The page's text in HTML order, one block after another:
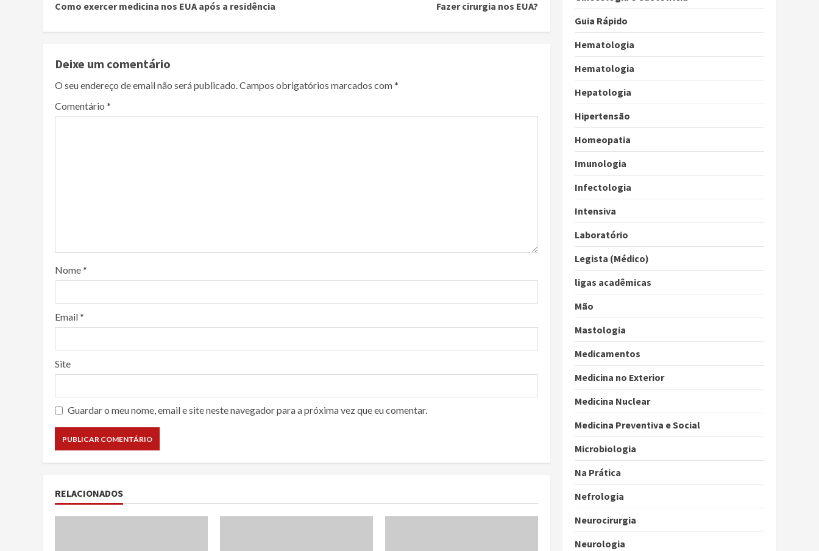
Como exercer medicina nos EUA após a residência
Fazer cirurgia nos EUA?
Deixe um comentário
O seu endereço de email não será publicado.Campos obrigatórios marcados com*
Comentário *
Nome*
Email*
Site
Guardar o meu nome, email e site neste navegador para a próxima vez que eu comentar.
RELACIONADOS
Guia Rápido
Hematologia
Hematologia
Hepatologia
Hipertensão
Homeopatia
Imunologia
Infectologia
Intensiva
Laboratório
Legista (Médico)
ligas acadêmicas
Mão
Mastologia
Medicamentos
Medicina no Exterior
Medicina Nuclear
Medicina Preventiva e Social
Microbiologia
Na Prática
Nefrologia
Neurocirurgia
Neurologia